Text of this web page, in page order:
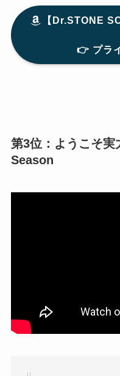
【Dr.STONE
👉 プラ
第3位：ようこそ
Season